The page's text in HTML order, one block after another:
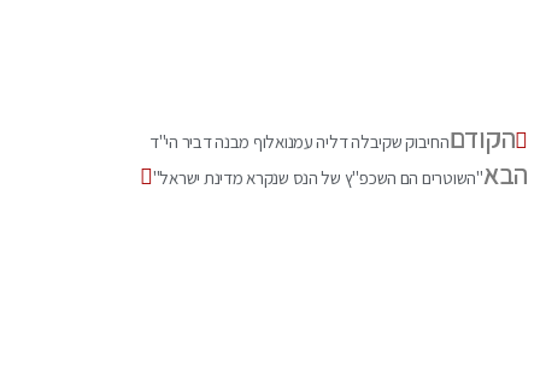
הקודםהחיבוק שקיבלה דליה עמנואלוף מבנה דביר הי"ד
הבא"השוטרים הם השכפ"ץ של הנס שנקרא מדינת ישראל"